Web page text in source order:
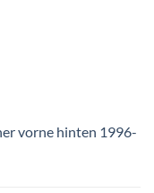
vorne hinten 1996-